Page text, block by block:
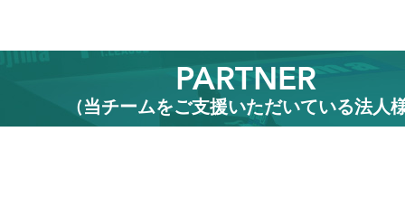
PARTNER
(当チームをご支援いただいている法人